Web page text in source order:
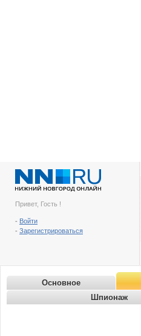
Привет, Гость !
- Войти
- Зарегистрироваться
Основное
Шпионаж